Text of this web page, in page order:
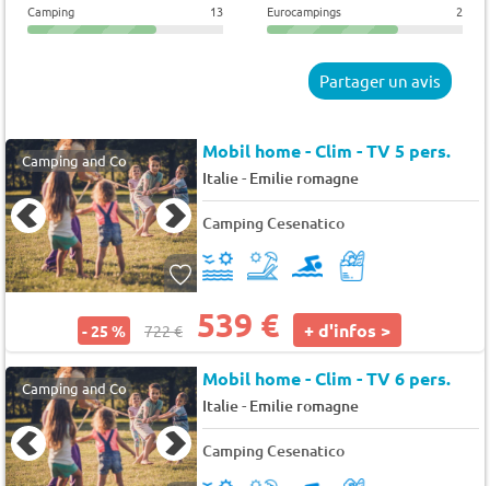
Camping 13 Eurocampings 2
Partager un avis
Camping and Co Mobil home - Clim - TV 5 pers.
Italie- Emilie romagne
Camping Cesenatico
- 25 % 722 € 539 € + d'infos >
Camping and Co Mobil home - Clim - TV 6 pers.
Italie- Emilie romagne
Camping Cesenatico